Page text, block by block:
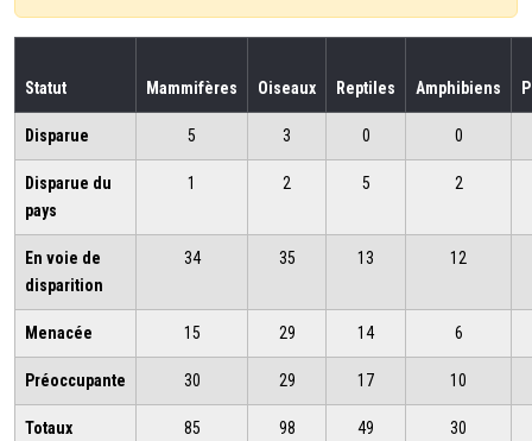
Statut Mammifères Oiseaux Reptiles Amphibiens
Disparue 5 3 0 0
Disparue du
pays
1 2 5 2
En voie de
disparition
34 35 13 12
Menacée 15 29 14 6
Préoccupante 30 29 17 10
Totaux 85 98 49 30